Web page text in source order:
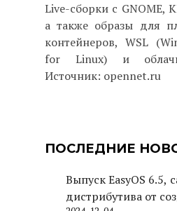
Live-сборки с GNOME,
а также образы для
контейнеров, WSL
for Linux) и
Источник: opennet.ru
ПОСЛЕДНИЕ
Выпуск EasyOS 6.5,
дистрибутива от